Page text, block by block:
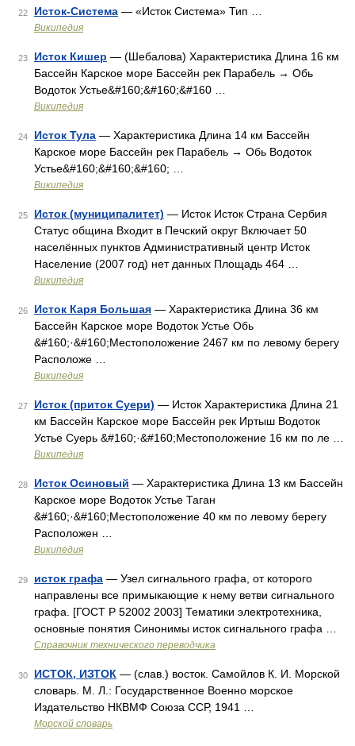
22 Исток-Система — «Исток Система» Тип …
Википедия
23 Исток Кишер — (Шебалова) Характеристика Длина 16 км
Бассейн Карское море Бассейн рек Парабель → Обь
Водоток Устье&#160;&#160;&#160 …
Википедия
24 Исток Тула — Характеристика Длина 14 км Бассейн
Карское море Бассейн рек Парабель → Обь Водоток
Устье&#160;&#160;&#160; …
Википедия
25 Исток (муниципалитет) — Исток Исток Страна Сербия
Статус община Входит в Печский округ Включает 50
населённых пунктов Административный центр Исток
Население (2007 год) нет данных Площадь 464 …
Википедия
26 Исток Каря Большая — Характеристика Длина 36 км
Бассейн Карское море Водоток Устье Обь
&#160;·&#160;Местоположение 2467 км по левому берегу
Расположе …
Википедия
27 Исток (приток Суери) — Исток Характеристика Длина 21
км Бассейн Карское море Бассейн рек Иртыш Водоток
Устье Суерь &#160;·&#160;Местоположение 16 км по ле …
Википедия
28 Исток Осиновый — Характеристика Длина 13 км Бассейн
Карское море Водоток Устье Таган
&#160;·&#160;Местоположение 40 км по левому берегу
Расположен …
Википедия
29 исток графа — Узел сигнального графа, от которого
направлены все примыкающие к нему ветви сигнального
графа. [ГОСТ Р 52002 2003] Тематики электротехника,
основные понятия Синонимы исток сигнального графа …
Справочник технического переводчика
30 ИСТОК, ИЗТОК — (слав.) восток. Самойлов К. И. Морской
словарь. М. Л.: Государственное Военно морское
Издательство НКВМФ Союза ССР, 1941 …
Морской словарь